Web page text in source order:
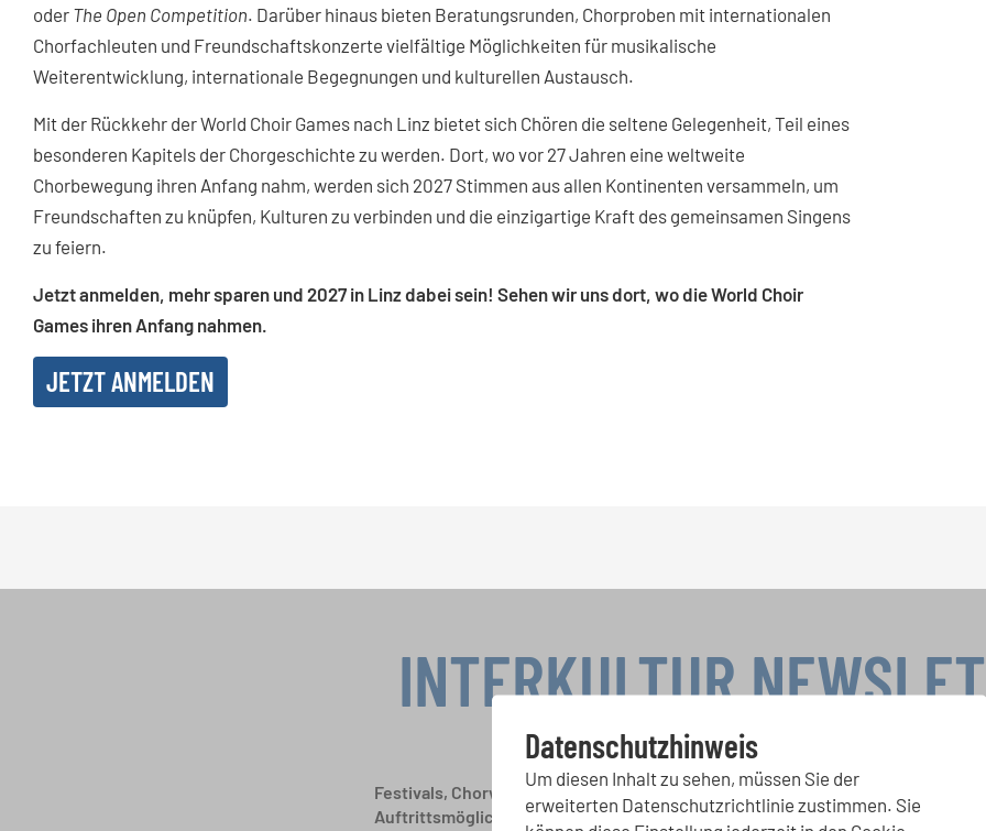
oder The Open Competition. Darüber hinaus bieten Beratungsrunden, Chorproben mit internationalen
Chorfachleuten und Freundschaftskonzerte vielfältige Möglichkeiten für musikalische
Weiterentwicklung, internationale Begegnungen und kulturellen Austausch.
Mit der Rückkehr der World Choir Games nach Linz bietet sich Chören die seltene Gelegenheit, Teil eines
besonderen Kapitels der Chorgeschichte zu werden. Dort, wo vor 27 Jahren eine weltweite
Chorbewegung ihren Anfang nahm, werden sich 2027 Stimmen aus allen Kontinenten versammeln, um
Freundschaften zu knüpfen, Kulturen zu verbinden und die einzigartige Kraft des gemeinsamen Singens
zu feiern.
Jetzt anmelden, mehr sparen und 2027 in Linz dabei sein! Sehen wir uns dort, wo die World Choir
Games ihren Anfang nahmen.
JETZT ANMELDEN
Datenschutzhinweis
Um diesen Inhalt zu sehen, müssen Sie der
erweiterten Datenschutzrichtlinie zustimmen. Sie
INTERKULTUR
Festivals, Chorwettbewerbe, Mitsingprojekte: Besondere
Auftrittsmöglichkeiten bekommen Sie im kostenlosen INTERKULTUR-